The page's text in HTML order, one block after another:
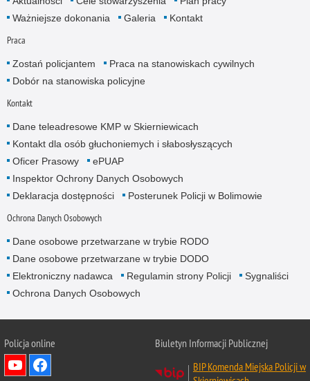
Ważniejsze dokonania
Galeria Kontakt
Praca
Zostań policjantem
Praca na stanowiskach cywilnych
Dobór na stanowiska policyjne
Kontakt
Dane teleadresowe KMP w Skierniewicach
Kontakt dla osób głuchoniemych i słabosłyszących
Oficer Prasowy
ePUAP
Inspektor Ochrony Danych Osobowych
Deklaracja dostępności
Posterunek Policji w Bolimowie
Ochrona Danych Osobowych
Dane osobowe przetwarzane w trybie RODO
Dane osobowe przetwarzane w trybie DODO
Elektroniczny nadawca
Regulamin strony Policji
Sygnaliści
Ochrona Danych Osobowych
Policja online
Biuletyn Informacji Publicznej
BIP Komenda Miejska Policji w